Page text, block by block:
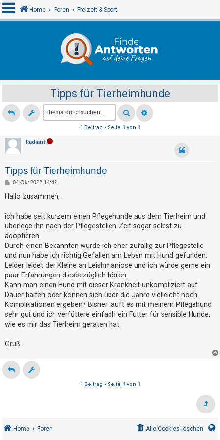
e
l
d
e
R
e
g
i
s
t
r
i
e
r
e
n
U
n
e
a
o
Home Foren Freizeit & Sport
Tipps für Tierheimhunde
1 Beitrag • Seite 1 von 1
Radiant
Tipps für Tierheimhunde
B
i
t
a
g
04 Okt 2022 14:42
Hallo zusammen,
ich habe seit kurzem einen Pflegehunde aus dem Tierheim und
überlege ihn nach der Pflegestellen-Zeit sogar selbst zu
adoptieren.
Durch einen Bekannten wurde ich eher zufällig zur Pflegestelle
und nun habe ich richtig Gefallen am Leben mit Hund gefunden.
Leider leidet der Kleine an Leishmaniose und ich würde gerne ein
paar Erfahrungen diesbezüglich hören.
Kann man einen Hund mit dieser Krankheit unkompliziert auf
Dauer halten oder können sich über die Jahre vielleicht noch
Komplikationen ergeben? Bisher läuft es mit meinem Pflegehund
sehr gut und ich verfüttere einfach ein Futter für sensible Hunde,
wie es mir das Tierheim geraten hat.
Gruß
1 Beitrag • Seite 1 von 1
Home Foren Alle Cookies löschen